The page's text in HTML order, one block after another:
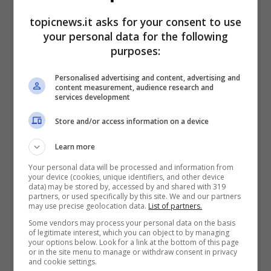
Raimondo Todaro,
ecco quanto guadagna
il maestro di “Amici”
Uno dei rapporti più belli che si è venuto a
creare quest’anno nella scuola di “Amici di Maria
De Filippi” è senza dubbio proprio quello tra
ballerino ha rivelato che in passato ha avuto
alcuni screzi con l’esperto danzatore, il quale
però ha messo una pietra sopra a tutte le
questioni per concentrarsi esclusivamente sulla
crescita del ragazzo.
Todaro ha difeso Stancampiano a spada tratta,
in particolar modo dai tanti attacchi da lui
topicnews.it asks for your consent to use
your personal data for the following
purposes:
Personalised advertising and content, advertising and
content measurement, audience research and
services development
Store and/or access information on a device
Learn more
Your personal data will be processed and information from
your device (cookies, unique identifiers, and other device
data) may be stored by, accessed by and shared with 319
partners, or used specifically by this site. We and our partners
may use precise geolocation data. List of partners.
Some vendors may process your personal data on the basis
of legitimate interest, which you can object to by managing
your options below. Look for a link at the bottom of this page
or in the site menu to manage or withdraw consent in privacy
and cookie settings.